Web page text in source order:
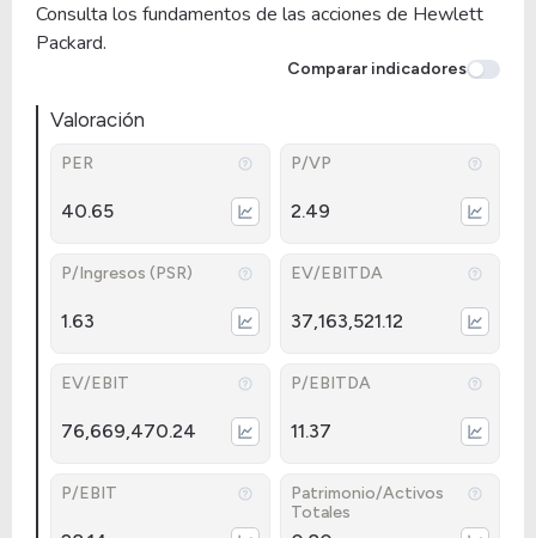
Consulta los fundamentos de las acciones de Hewlett
Packard.
Comparar indicadores
Valoración
PER
40.65
P/VP
2.49
P/Ingresos (PSR)
1.63
EV/EBITDA
37,163,521.12
EV/EBIT
76,669,470.24
P/EBITDA
11.37
P/EBIT
Patrimonio/Activos
Totales